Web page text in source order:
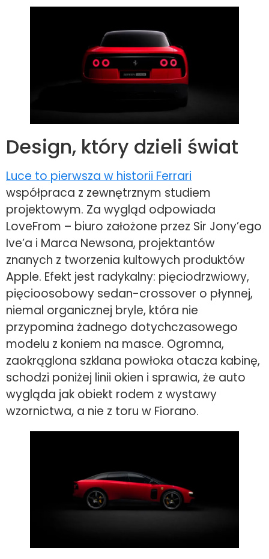
Design, który dzieli świat
Luce to pierwsza w historii Ferrari
współpraca z zewnętrznym studiem
projektowym. Za wygląd odpowiada
LoveFrom – biuro założone przez Sir Jony’ego
Ive’a i Marca Newsona, projektantów
znanych z tworzenia kultowych produktów
Apple. Efekt jest radykalny: pięciodrzwiowy,
pięcioosobowy sedan-crossover o płynnej,
niemal organicznej bryle, która nie
przypomina żadnego dotychczasowego
modelu z koniem na masce. Ogromna,
zaokrąglona szklana powłoka otacza kabinę,
schodzi poniżej linii okien i sprawia, że auto
wygląda jak obiekt rodem z wystawy
wzornictwa, a nie z toru w Fiorano.